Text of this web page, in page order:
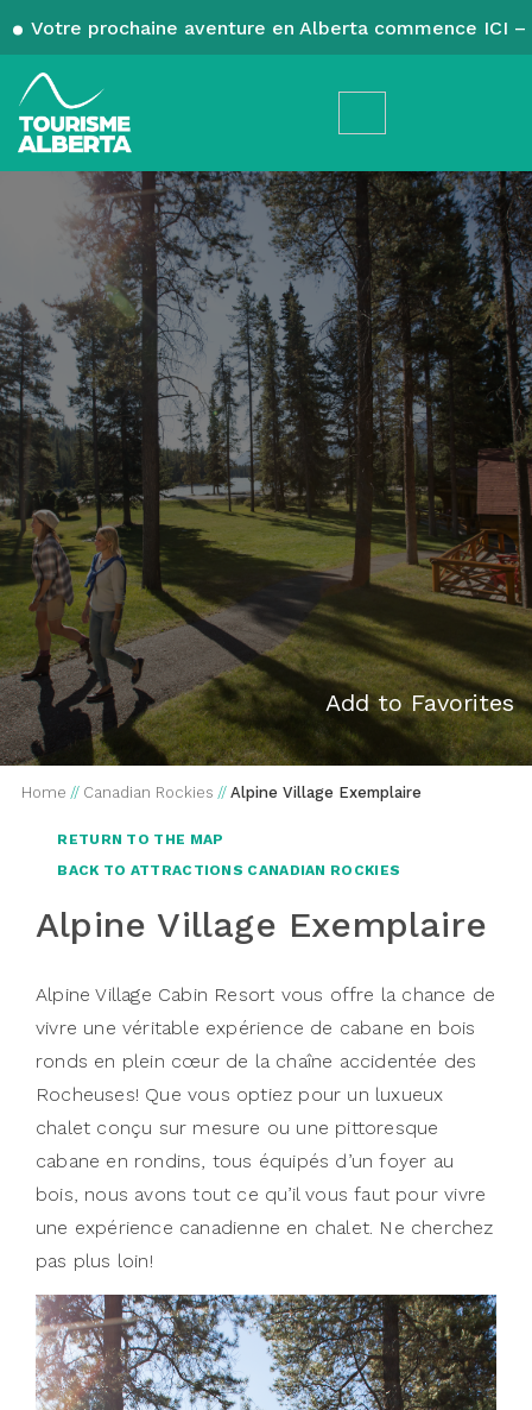
Votre prochaine aventure en Alberta commence ICI
Add to Favorites
Home // Canadian Rockies // Alpine Village Exemplaire
RETURN TO THE MAP
BACK TO ATTRACTIONS CANADIAN ROCKIES
Alpine Village Exemplaire
Alpine Village Cabin Resort vous offre la chance de
vivre une véritable expérience de cabane en bois
ronds en plein cœur de la chaîne accidentée des
Rocheuses! Que vous optiez pour un luxueux
chalet conçu sur mesure ou une pittoresque
cabane en rondins, tous équipés d’un foyer au
bois, nous avons tout ce qu’il vous faut pour vivre
une expérience canadienne en chalet. Ne cherchez
pas plus loin!